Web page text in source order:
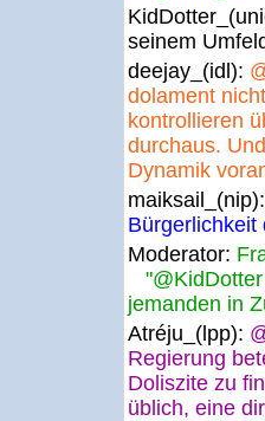
seinem
deejay_(idl):
dolament
kontrollieren
durchaus.
Dynamik
maiksail_(nip):
Bürgerlichkeit
Moderator:
"@KidDotter
jemanden in
Atréju_(lpp):
Regierung
Doliszite zu
üblich, eine